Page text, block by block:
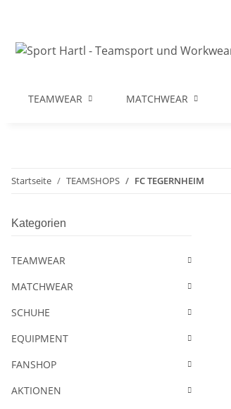
TEAMWEAR MATCHWEAR
Startseite TEAMSHOPS FC TEGERNHEIM
Kategorien
TEAMWEAR
MATCHWEAR
SCHUHE
EQUIPMENT
FANSHOP
AKTIONEN